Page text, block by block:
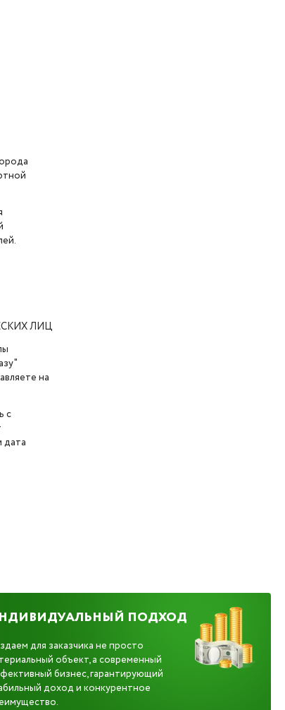
ЛИЦ
на
с
дата
ПОДХОД
для заказчика не просто
объект, а современный
бизнес, гарантирующий
доход и конкурентное